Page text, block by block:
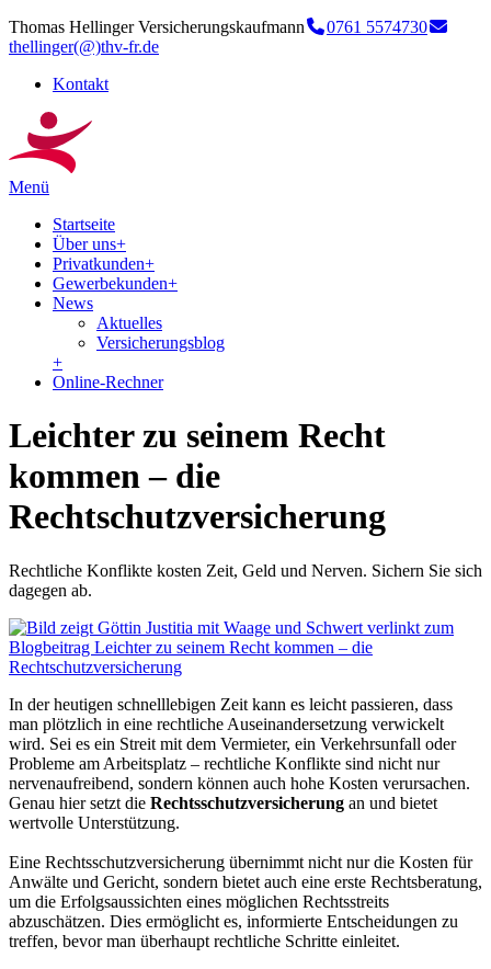
Thomas Hellinger Versicherungskaufmann
0761 5574730
thellinger(@)thv-fr.de
Kontakt
Menü
Startseite
Über uns+
Privatkunden+
Gewerbekunden+
News
Aktuelles
Versicherungsblog
+
Online-Rechner
Leichter zu seinem Recht
kommen – die
Rechtschutzversicherung
Rechtliche Konflikte kosten Zeit, Geld und Nerven. Sichern Sie sich
dagegen ab.
In der heutigen schnelllebigen Zeit kann es leicht passieren, dass
man plötzlich in eine rechtliche Auseinandersetzung verwickelt
wird. Sei es ein Streit mit dem Vermieter, ein Verkehrsunfall oder
Probleme am Arbeitsplatz – rechtliche Konflikte sind nicht nur
nervenaufreibend, sondern können auch hohe Kosten verursachen.
Genau hier setzt die Rechtsschutzversicherung an und bietet
wertvolle Unterstützung.
Eine Rechtsschutzversicherung übernimmt nicht nur die Kosten für
Anwälte und Gericht, sondern bietet auch eine erste Rechtsberatung,
um die Erfolgsaussichten eines möglichen Rechtsstreits
abzuschätzen. Dies ermöglicht es, informierte Entscheidungen zu
treffen, bevor man überhaupt rechtliche Schritte einleitet.